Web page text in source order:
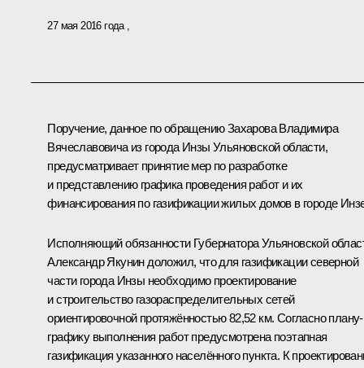
27 мая 2016 года
Поручение, данное по обращению Захарова Владимира
Вячеславовича из города Инзы Ульяновской области,
предусматривает принятие мер по разработке
и представлению графика проведения работ и их
финансирования по газификации жилых домов в городе
Исполняющий обязанности Губернатора Ульяновской
Александр Якунин доложил, что для газификации северной
части города Инзы необходимо проектирование
и строительство газораспределительных сетей
ориентировочной протяжённостью 82,52 км. Согласно плану-
графику выполнения работ предусмотрена поэтапная
газификация указанного населённого пункта. К